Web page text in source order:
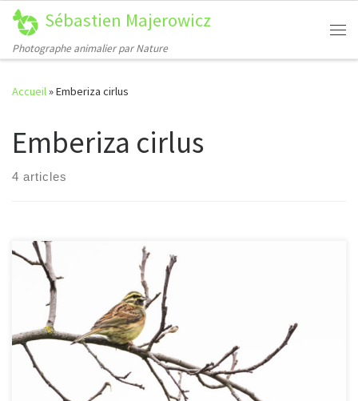
Passer au contenu
Sébastien Majerowicz
Photographe animalier par Nature
Accueil»Emberiza cirlus
Emberiza cirlus
4 articles
[…]